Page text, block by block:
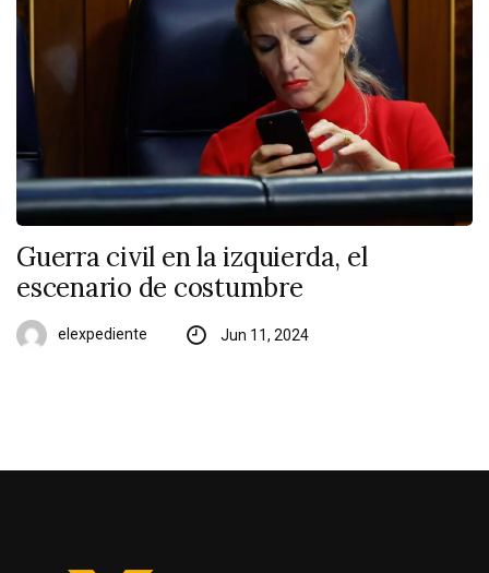
Guerra civil en la izquierda, el
escenario de costumbre
elexpediente Jun 11, 2024